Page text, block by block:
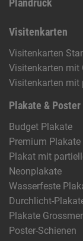
Plandruck
Visitenkarten
Visitenkarten
Visitenkarten mit
Visitenkarten mit
Plakate & Poster
Budget Plakate
Premium Plakate
Plakat mit
Neonplakate
Wasserfeste
Durchlicht-
Plakate
Poster-Schienen